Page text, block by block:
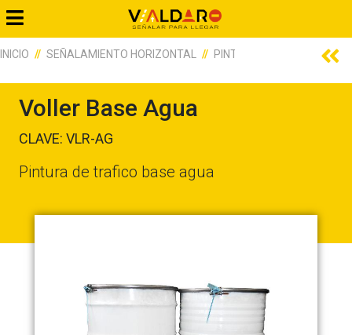
INICIO SEÑALAMIENTO HORIZONTAL PINTURA DE TRAFICO
Voller Base Agua
CLAVE: VLR-AG
Pintura de trafico base agua